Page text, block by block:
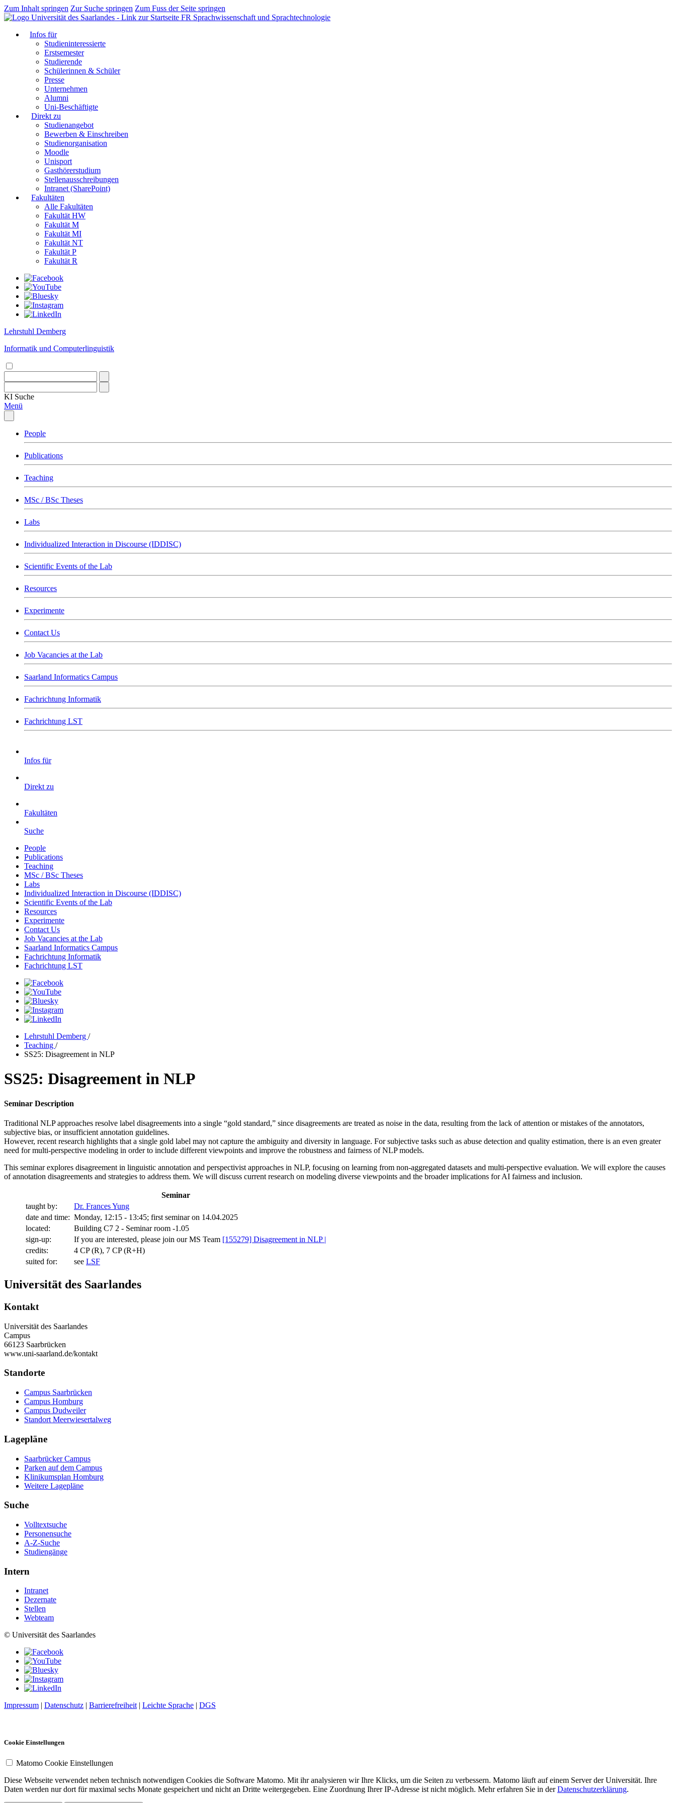
Zum Inhalt springen Zur Suche springen Zum Fuss der Seite springen
FR Sprachwissenschaft und Sprachtechnologie
Infos für
Studieninteressierte
Erstsemester
Studierende
Schülerinnen & Schüler
Presse
Unternehmen
Alumni
Uni-Beschäftigte
Direkt zu
Studienangebot
Bewerben & Einschreiben
Studienorganisation
Moodle
Unisport
Gasthörerstudium
Stellenausschreibungen
Intranet (SharePoint)
Fakultäten
Alle Fakultäten
Fakultät HW
Fakultät M
Fakultät MI
Fakultät NT
Fakultät P
Fakultät R
Lehrstuhl Demberg
Informatik und Computerlinguistik
KI Suche
Menü
People
Publications
Teaching
MSc / BSc Theses
Labs
Individualized Interaction in Discourse (IDDISC)
Scientific Events of the Lab
Resources
Experimente
Contact Us
Job Vacancies at the Lab
Saarland Informatics Campus
Fachrichtung Informatik
Fachrichtung LST
Infos für
Direkt zu
Fakultäten
Suche
People
Publications
Teaching
MSc / BSc Theses
Labs
Individualized Interaction in Discourse (IDDISC)
Scientific Events of the Lab
Resources
Experimente
Contact Us
Job Vacancies at the Lab
Saarland Informatics Campus
Fachrichtung Informatik
Fachrichtung LST
Lehrstuhl Demberg /
Teaching /
SS25: Disagreement in NLP
SS25: Disagreement in NLP
Seminar Description
Traditional NLP approaches resolve label disagreements into a single “gold standard,” since disagreements are treated as noise in the data, resulting from the lack of attention or mistakes of the annotators,
subjective bias, or insufficient annotation guidelines.
However, recent research highlights that a single gold label may not capture the ambiguity and diversity in language. For subjective tasks such as abuse detection and quality estimation, there is an even greater
need for multi-perspective modeling in order to include different viewpoints and improve the robustness and fairness of NLP models.
This seminar explores disagreement in linguistic annotation and perspectivist approaches in NLP, focusing on learning from non-aggregated datasets and multi-perspective evaluation. We will explore the causes
of annotation disagreements and strategies to address them. We will discuss current research on modeling diverse viewpoints and the broader implications for AI fairness and inclusion.
Seminar
taught by:
Dr. Frances Yung
date and time: Monday, 12:15 - 13:45; first seminar on 14.04.2025
located:
Building C7 2 - Seminar room -1.05
sign-up:
If you are interested, please join our MS Team [155279] Disagreement in NLP |
credits:
4 CP (R), 7 CP (R+H)
suited for:
see LSF
Universität des Saarlandes
Kontakt
Universität des Saarlandes
Campus
66123 Saarbrücken
www.uni-saarland.de/kontakt
Standorte
Campus Saarbrücken
Campus Homburg
Campus Dudweiler
Standort Meerwiesertalweg
Lagepläne
Saarbrücker Campus
Parken auf dem Campus
Klinikumsplan Homburg
Weitere Lagepläne
Suche
Volltextsuche
Personensuche
A-Z-Suche
Studiengänge
Intern
Intranet
Dezernate
Stellen
Webteam
© Universität des Saarlandes
Impressum | Datenschutz | Barrierefreiheit| Leichte Sprache | DGS
Cookie Einstellungen
Matomo Cookie Einstellungen
Diese Webseite verwendet neben technisch notwendigen Cookies die Software Matomo. Mit ihr analysieren wir Ihre Klicks, um die Seiten zu verbessern. Matomo läuft auf einem Server der Universität. Ihre
Daten werden nur dort für maximal sechs Monate gespeichert und nicht an Dritte weitergegeben. Eine Zuordnung Ihrer IP-Adresse ist nicht möglich. Mehr erfahren Sie in derDatenschutzerklärung.